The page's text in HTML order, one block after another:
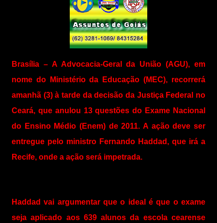
Brasília – A Advocacia-Geral da União (AGU), em
nome do Ministério da Educação (MEC), recorrerá
amanhã (3) à tarde da decisão da Justiça Federal no
Ceará, que anulou 13 questões do Exame Nacional
do Ensino Médio (Enem) de 2011. A ação deve ser
entregue pelo ministro Fernando Haddad, que irá a
Recife, onde a ação será impetrada.
Haddad vai argumentar que o ideal é que o exame
seja aplicado aos 639 alunos da escola cearense